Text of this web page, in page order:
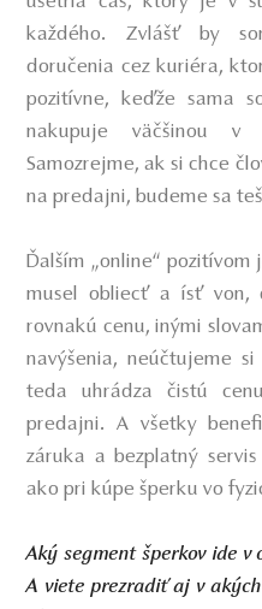
každého. Zvlášť by
doručenia cez kuriéra,
pozitívne, keďže sama
nakupuje väčšinou v
Samozrejme, ak si chce
na predajni, budeme sa
Ďalším „online“ pozitívom
musel obliecť a ísť von,
rovnakú cenu, inými
navýšenia, neúčtujeme
teda uhrádza čistú
predajni. A všetky
záruka a bezplatný
ako pri kúpe šperku vo
Aký segment šperkov ide v
A viete prezradiť aj v